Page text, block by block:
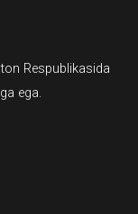
Respublikasida
ega.